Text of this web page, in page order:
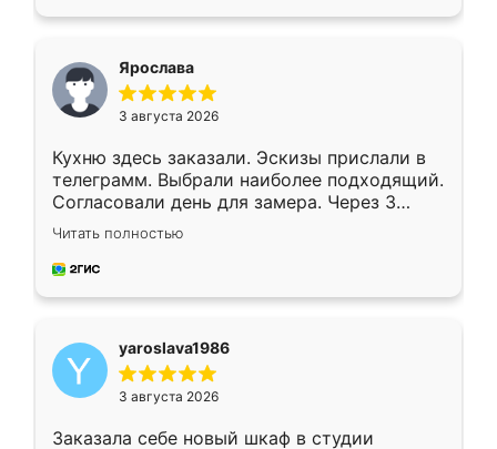
Ярослава
3 августа 2026
Кухню здесь заказали. Эскизы прислали в
телеграмм. Выбрали наиболее подходящий.
Согласовали день для замера. Через 3
недели кухня была уже готова. Остались
довольны работой. Спасибо Ренессанс
мебель за качественную работу!
Читать полностью
yaroslava1986
3 августа 2026
Заказала себе новый шкаф в студии